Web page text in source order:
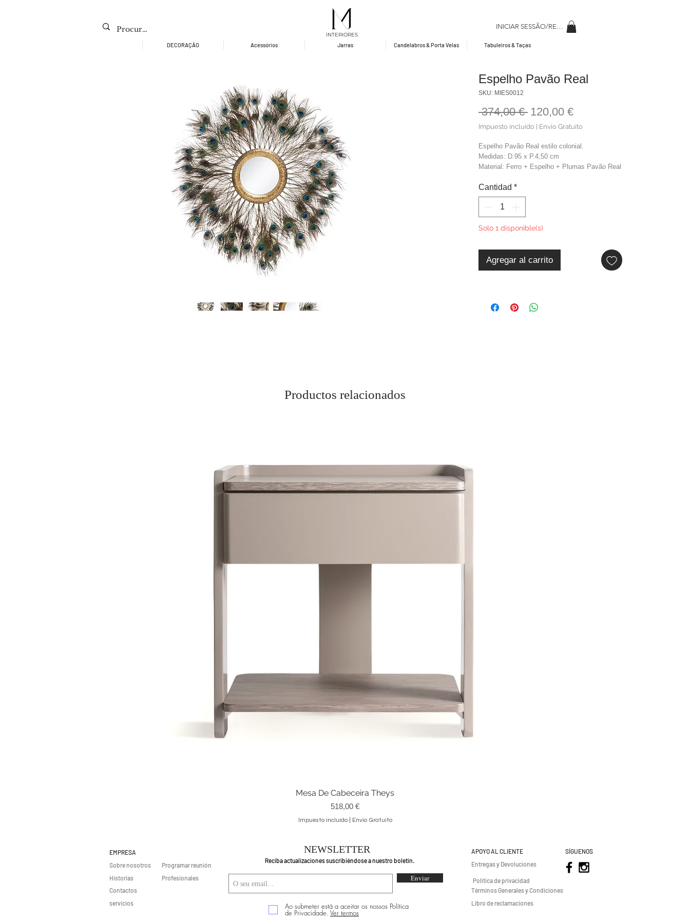
INTERIORES
INICIAR SESSÃO/REGISAR
DECORAÇÃO Acessórios Jarras Candelabros & Porta Velas Tabuleiros & Taças
Espelho Pavão Real
SKU: MIES0012
374,00 € Precio
120,00 €Precio
de
Impuesto incluido Envio Gratuito
Espelho Pavão Real estilo colonial.
Medidas: D.95 x P.4,50 cm
Material: Ferro + Espelho + Plumas Pavão Real
Cor: Dourado
Cantidad *
Solo 1 disponible(s)
Agregar al carrito
Productos relacionados
Vista rápida
Mesa De Cabeceira Theys
Precio
518,00 €
Impuesto incluido| Envio Gratuito
EMPRESA
Sobre nosotros
Historias
Contactos
Programar reunión
Profesionales
servicios
NEWSLETTER
Reciba actualizaciones suscribiéndose a nuestro boletín.
Enviar
Ao submeter está a aceitar os nossos Política
de Privacidade. Ver termos
APOYO AL CLIENTE
Entregas y Devoluciones
SÍGUENOS
Política de privacidad
Términos Generales y Condiciones
Libro de reclamaciones